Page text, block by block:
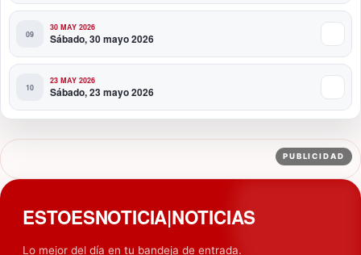
30 MAY 2026
Sábado, 30 mayo 2026
23 MAY 2026
Sábado, 23 mayo 2026
PUBLICIDAD
ESTOESNOTICIA|NOTICIAS
Lo mejor del día en tu bandeja de entrada.